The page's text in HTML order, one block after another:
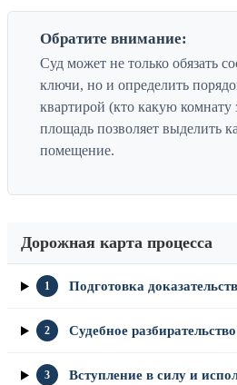
Обратите внимание:
Суд может не только обязать
ключи, но и определить
квартирой (кто какую комнату
площадь позволяет выделить
помещение.
Дорожная карта процесса
1 Подготовка
2 Судебное
3 Вступление в силу и